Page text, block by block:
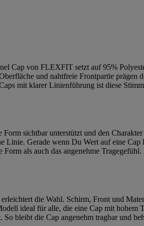
Cap von FLEXFIT setzt auf 95%
und nahtfreie Frontpartie prägen
mit klarer Linienführung ist diese
sichtbar unterstützt und den
Linie. Gerade wenn Du Wert auf eine Cap
als auch das angenehme
die Wahl. Schirm, Front und
ideal für alle, die eine Cap mit hohem
bleibt die Cap angenehm tragbar und